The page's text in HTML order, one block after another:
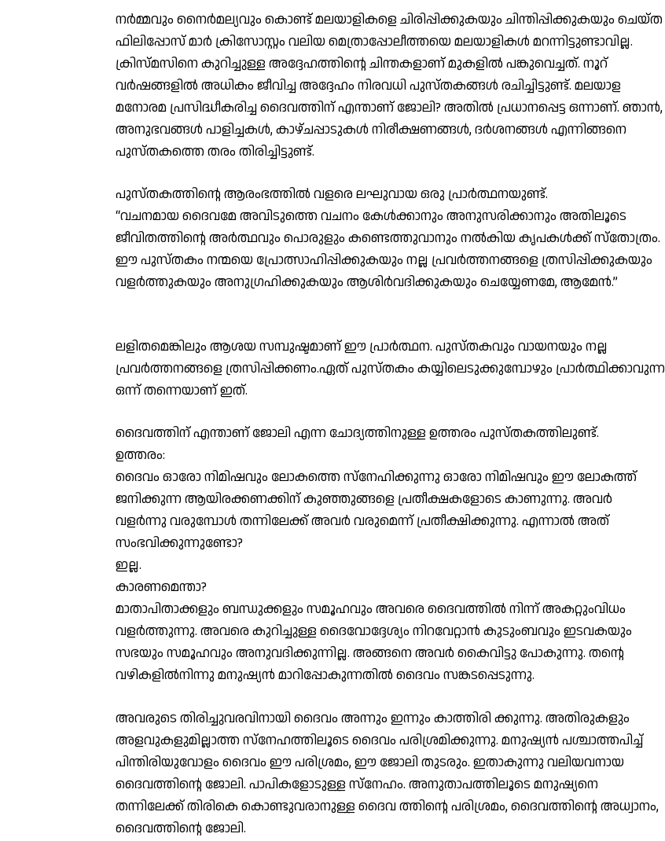
നർമ്മവും നൈർമല്യവും കൊണ്ട് മലയാളികളെ ചിരിപ്പിക്കുകയും ചിന്തിപ്പിക്കുകയും ചെയ്ത
ഫിലിപ്പോസ് മാർ ക്രിസോസ്റ്റം വലിയ മെത്രാപ്പോലീത്തയെ മലയാളികൾ മറന്നിട്ടുണ്ടാവില്ല.
ക്രിസ്മസിനെ കുറിച്ചുള്ള അദ്ദേഹത്തിന്റെ ചിന്തകളാണ് മുകളിൽ പങ്കുവെച്ചത്. നൂറ്
വർഷങ്ങളിൽ അധികം ജീവിച്ച അദ്ദേഹം നിരവധി പുസ്തകങ്ങൾ രചിച്ചിട്ടുണ്ട്. മലയാള
മനോരമ പ്രസിദ്ധീകരിച്ച ദൈവത്തിന് എന്താണ് ജോലി? അതിൽ പ്രധാനപ്പെട്ട ഒന്നാണ്. ഞാൻ,
അനുഭവങ്ങൾ പാളിച്ചകൾ, കാഴ്ചപ്പാടുകൾ നിരീക്ഷണങ്ങൾ, ദർശനങ്ങൾ എന്നിങ്ങനെ
പുസ്തകത്തെ തരം തിരിച്ചിട്ടുണ്ട്.
പുസ്തകത്തിന്റെ ആരംഭത്തിൽ വളരെ ലഘുവായ ഒരു പ്രാർത്ഥനയുണ്ട്.
“വചനമായ ദൈവമേ അവിടുത്തെ വചനം കേൾക്കാനും അനുസരിക്കാനും അതിലൂടെ
ജീവിതത്തിന്റെ അർത്ഥവും പൊരുളും കണ്ടെത്തുവാനും നൽകിയ കൃപകൾക്ക് സ്തോത്രം.
ഈ പുസ്തകം നന്മയെ പ്രോത്സാഹിപ്പിക്കുകയും നല്ല പ്രവർത്തനങ്ങളെ ത്രസിപ്പിക്കുകയും
വളർത്തുകയും അനുഗ്രഹിക്കുകയും ആശിർവദിക്കുകയും ചെയ്യേണമേ, ആമേൻ.”
ലളിതമെങ്കിലും ആശയ സമ്പുഷ്ടമാണ് ഈ പ്രാർത്ഥന. പുസ്തകവും വായനയും നല്ല
പ്രവർത്തനങ്ങളെ ത്രസിപ്പിക്കണം.ഏത് പുസ്തകം കയ്യിലെടുക്കുമ്പോഴും പ്രാർത്ഥിക്കാവുന്ന
ഒന്ന് തന്നെയാണ് ഇത്.
ദൈവത്തിന് എന്താണ് ജോലി എന്ന ചോദ്യത്തിനുള്ള ഉത്തരം പുസ്തകത്തിലുണ്ട്.
ഉത്തരം:
ദൈവം ഓരോ നിമിഷവും ലോകത്തെ സ്നേഹിക്കുന്നു ഓരോ നിമിഷവും ഈ ലോകത്ത്
ജനിക്കുന്ന ആയിരക്കണക്കിന് കുഞ്ഞുങ്ങളെ പ്രതീക്ഷകളോടെ കാണുന്നു. അവർ
വളർന്നു വരുമ്പോൾ തന്നിലേക്ക് അവർ വരുമെന്ന് പ്രതീക്ഷിക്കുന്നു. എന്നാൽ അത്
സംഭവിക്കുന്നുണ്ടോ?
ഇല്ല.
കാരണമെന്താ?
മാതാപിതാക്കളും ബന്ധുക്കളും സമൂഹവും അവരെ ദൈവത്തിൽ നിന്ന് അകറ്റുംവിധം
വളർത്തുന്നു. അവരെ കുറിച്ചുള്ള ദൈവോദ്ദേശ്യം നിറവേറ്റാൻ കുടുംബവും ഇടവകയും
സഭയും സമൂഹവും അനുവദിക്കുന്നില്ല. അങ്ങനെ അവർ കൈവിട്ടു പോകുന്നു. തന്റെ
വഴികളിൽനിന്നു മനുഷ്യൻ മാറിപ്പോകുന്നതിൽ ദൈവം സങ്കടപ്പെടുന്നു.
അവരുടെ തിരിച്ചുവരവിനായി ദൈവം അന്നും ഇന്നും കാത്തിരി ക്കുന്നു. അതിരുകളും
അളവുകളുമില്ലാത്ത സ്നേഹത്തിലൂടെ ദൈവം പരിശ്രമിക്കുന്നു. മനുഷ്യൻ പശ്ചാത്തപിച്ച്
പിന്തിരിയുവോളം ദൈവം ഈ പരിശ്രമം, ഈ ജോലി തുടരും. ഇതാകുന്നു വലിയവനായ
ദൈവത്തിന്റെ ജോലി. പാപികളോടുള്ള സ്നേഹം. അനുതാപത്തിലൂടെ മനുഷ്യനെ
തന്നിലേക്ക് തിരികെ കൊണ്ടുവരാനുള്ള ദൈവ ത്തിന്റെ പരിശ്രമം, ദൈവത്തിൻ്റെ അധ്വാനം,
ദൈവത്തിന്റെ ജോലി.